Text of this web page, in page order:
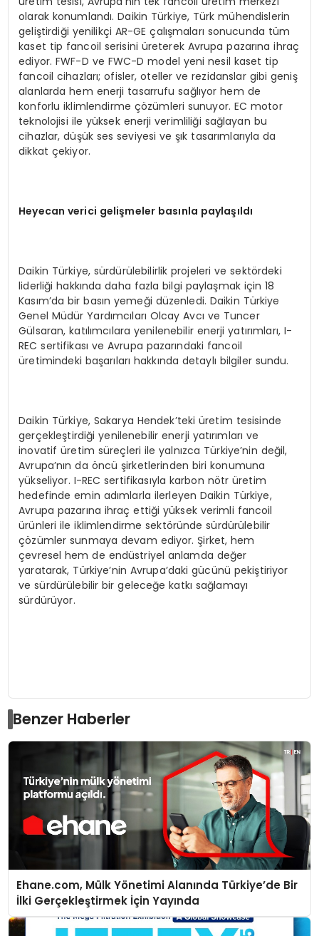
olarak konumlandı. Daikin Türkiye, Türk mühendislerin
geliştirdiği yenilikçi AR-GE çalışmaları sonucunda tüm
kaset tip fancoil serisini üreterek Avrupa pazarına ihraç
ediyor. FWF-D ve FWC-D model yeni nesil kaset tip
fancoil cihazları; ofisler, oteller ve rezidanslar gibi geniş
alanlarda hem enerji tasarrufu sağlıyor hem de
konforlu iklimlendirme çözümleri sunuyor. EC motor
teknolojisi ile yüksek enerji verimliliği sağlayan bu
cihazlar, düşük ses seviyesi ve şık tasarımlarıyla da
dikkat çekiyor.
Heyecan verici gelişmeler basınla paylaşıldı
Daikin Türkiye, sürdürülebilirlik projeleri ve sektördeki
liderliği hakkında daha fazla bilgi paylaşmak için 18
Kasım’da bir basın yemeği düzenledi. Daikin Türkiye
Genel Müdür Yardımcıları Olcay Avcı ve Tuncer
Gülsaran, katılımcılara yenilenebilir enerji yatırımları, I-
REC sertifikası ve Avrupa pazarındaki fancoil
üretimindeki başarıları hakkında detaylı bilgiler sundu.
Daikin Türkiye, Sakarya Hendek’teki üretim tesisinde
gerçekleştirdiği yenilenebilir enerji yatırımları ve
inovatif üretim süreçleri ile yalnızca Türkiye’nin değil,
Avrupa’nın da öncü şirketlerinden biri konumuna
yükseliyor. I-REC sertifikasıyla karbon nötr üretim
hedefinde emin adımlarla ilerleyen Daikin Türkiye,
Avrupa pazarına ihraç ettiği yüksek verimli fancoil
ürünleri ile iklimlendirme sektöründe sürdürülebilir
çözümler sunmaya devam ediyor. Şirket, hem
çevresel hem de endüstriyel anlamda değer
yaratarak, Türkiye’nin Avrupa’daki gücünü pekiştiriyor
ve sürdürülebilir bir geleceğe katkı sağlamayı
sürdürüyor.
Benzer Haberler
Ehane.com, Mülk Yönetimi Alanında Türkiye’de Bir
İlki Gerçekleştirmek İçin Yayında